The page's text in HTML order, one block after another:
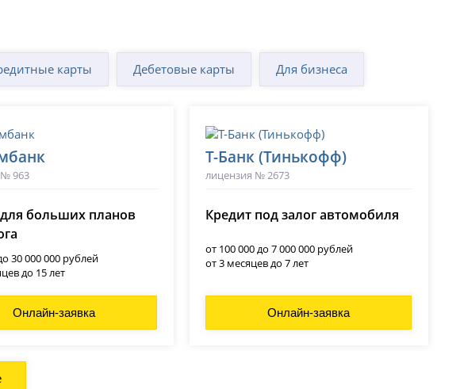
карты Дебетовые карты Для бизнеса
963
больших планов
30 000 000 рублей
до 15 лет
Онлайн-заявка
Т-Банк (Тинькофф)
лицензия № 2673
Кредит под залог автомобиля
от 100 000 до 7 000 000 рублей
от 3 месяцев до 7 лет
Онлайн-заявка